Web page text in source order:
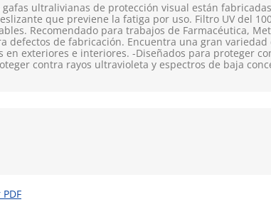
ultralivianas de protección visual están
que previene la fatiga por uso. Filtro UV del
Recomendado para trabajos de Farmacéutica,
defectos de fabricación. Encuentra una gran variedad
exteriores e interiores. -Diseñados para proteger
contra rayos ultravioleta y espectros de baja